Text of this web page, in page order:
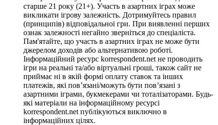
старше 21 року (21+). Участь в азартних іграх може
викликати ігрову залежність. Дотримуйтесь правил
(принципів) відповідальної гри. При виявленні перших
ознак залежності негайно зверніться до спеціаліста.
Пам'ятайте, що участь в азартних іграх не може бути
джерелом доходів або альтернативою роботі.
Інформаційний ресурс korrespondent.net не проводить
ігри на реальні та/або віртуальні гроші, також сайт не
приймає ні в якій формі оплату ставок та інших
платежів, які пов’язані/можуть бути пов’язані з
азартними іграми, букмекерами чи тоталізаторами. Будь-
які матеріали на інформаційному ресурсі
korrespondent.net публікуються виключно в
інформаційних цілях.